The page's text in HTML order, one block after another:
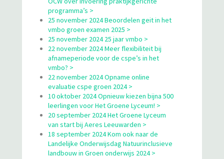
programma’s >
25 november 2024 Beoordelen geit in het
vmbo groen examen 2025 >
25 november 2024 25 jaar vmbo >
22 november 2024 Meer flexibiliteit bij
afnameperiode voor de cspe’s in het
vmbo? >
22 november 2024 Opname online
evaluatie cspe groen 2024 >
10 oktober 2024 Opnieuw kiezen bijna 500
leerlingen voor Het Groene Lyceum! >
20 september 2024 Het Groene Lyceum
van start bij Aeres Leeuwarden >
18 september 2024 Kom ook naar de
Landelijke Onderwijsdag Natuurinclusieve
landbouw in Groen onderwijs 2024 >